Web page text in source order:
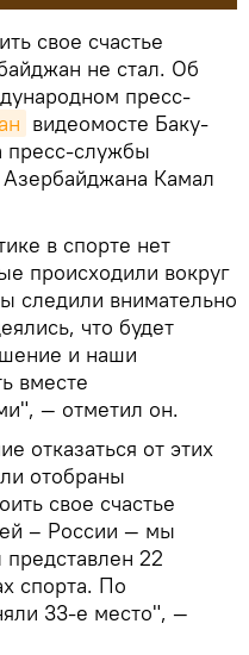
свое счастье
не стал. Об
пресс-
видеомосте Баку-
пресс-службы
Камал
в спорте нет
происходили вокруг
следили внимательно
что будет
и наши
вместе
— отметил он.
отказаться от этих
отобраны
свое счастье
– России — мы
22
спорта. По
33-е место", —